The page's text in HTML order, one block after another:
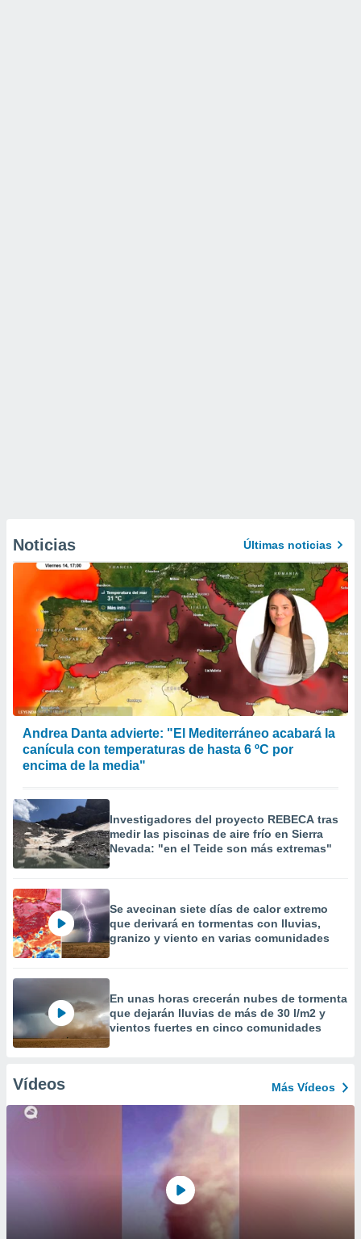
Noticias Últimas noticias
Andrea Danta advierte: "El Mediterráneo acabará la
canícula con temperaturas de hasta 6 ºC por
encima de la media"
Investigadores del proyecto REBECA tras
medir las piscinas de aire frío en Sierra
Nevada: "en el Teide son más extremas"
Se avecinan siete días de calor extremo
que derivará en tormentas con lluvias,
granizo y viento en varias comunidades
En unas horas crecerán nubes de tormenta
que dejarán lluvias de más de 30 l/m2 y
vientos fuertes en cinco comunidades
Vídeos Más Vídeos